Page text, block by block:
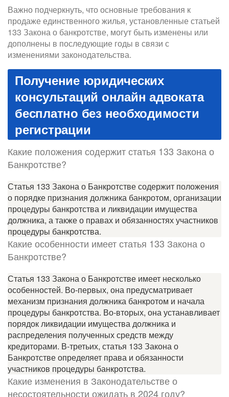
Важно подчеркнуть, что основные требования к
продаже единственного жилья, установленные статьей
133 Закона о банкротстве, могут быть изменены или
дополнены в последующие годы в связи с
изменениями законодательства.
Получение юридических
консультаций онлайн адвоката
бесплатно без необходимости
регистрации
Какие положения содержит статья 133 Закона о
Банкротстве?
Статья 133 Закона о Банкротстве содержит положения
о порядке признания должника банкротом, организации
процедуры банкротства и ликвидации имущества
должника, а также о правах и обязанностях участников
процедуры банкротства.
Какие особенности имеет статья 133 Закона о
Банкротстве?
Статья 133 Закона о Банкротстве имеет несколько
особенностей. Во-первых, она предусматривает
механизм признания должника банкротом и начала
процедуры банкротства. Во-вторых, она устанавливает
порядок ликвидации имущества должника и
распределения полученных средств между
кредиторами. В-третьих, статья 133 Закона о
Банкротстве определяет права и обязанности
участников процедуры банкротства.
Какие изменения в Законодательстве о
несостоятельности ожидать в 2024 году?